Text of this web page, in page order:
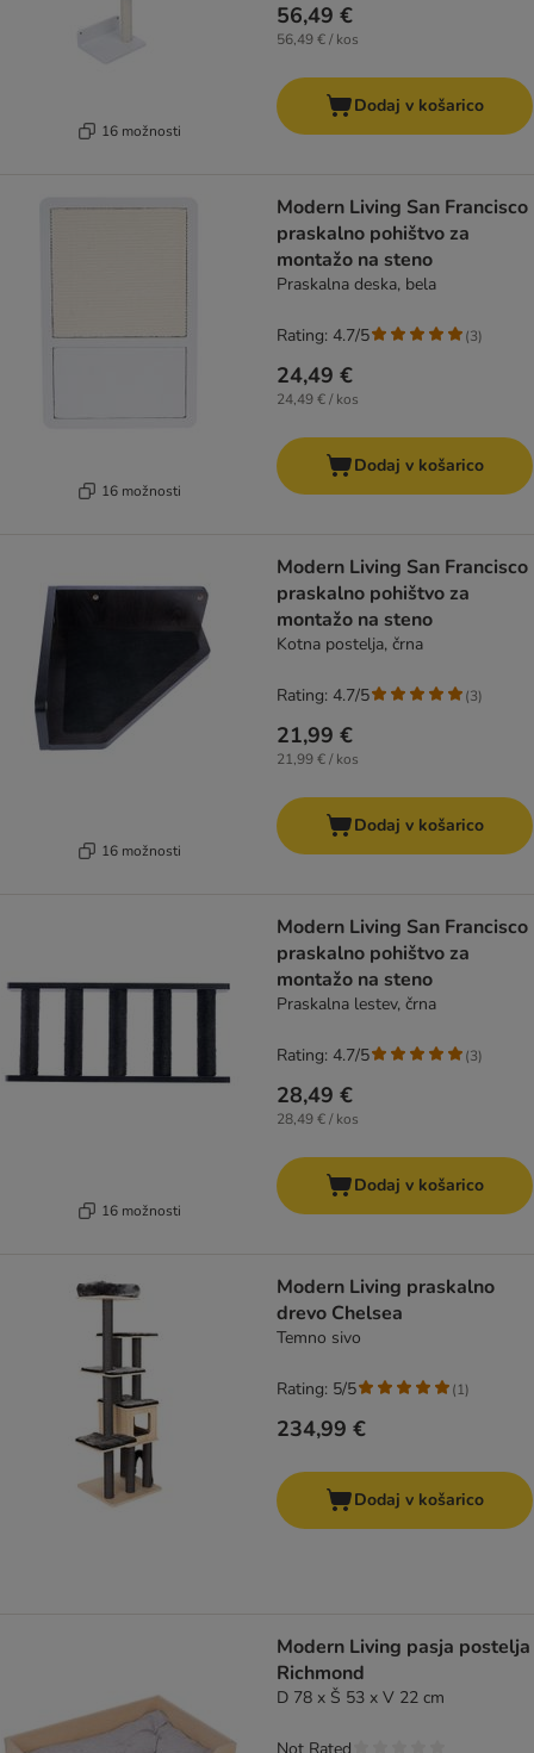
16 možnosti
56,49 €
56,49 € / kos
Dodaj v košarico
16 možnosti
Modern Living San Francisco
praskalno pohištvo za
montažo na steno
Praskalna deska, bela
24,49 €
24,49 € / kos
Rating: 4.7/5 (3)
Dodaj v košarico
16 možnosti
Modern Living San Francisco
praskalno pohištvo za
montažo na steno
Kotna postelja, črna
21,99 €
21,99 € / kos
Rating: 4.7/5 (3)
Dodaj v košarico
16 možnosti
Modern Living San Francisco
praskalno pohištvo za
montažo na steno
Praskalna lestev, črna
28,49 €
28,49 € / kos
Rating: 4.7/5 (3)
Dodaj v košarico
Modern Living praskalno
drevo Chelsea
Temno sivo
234,99 €
Rating: 5/5 (1)
Dodaj v košarico
Modern Living pasja postelja
Richmond
D 78 x Š 53 x V 22 cm